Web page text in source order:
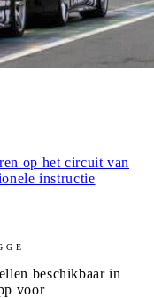
op het circuit van
instructie
beschikbaar in
voor